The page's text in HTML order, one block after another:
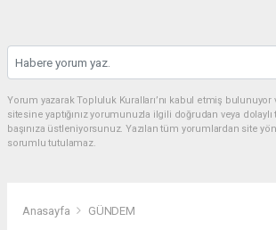
Yorum yazarak Topluluk Kuralları’nı kabul etmiş
sitesine yaptığınız yorumunuzla ilgili doğrudan veya
başınıza üstleniyorsunuz. Yazılan tüm yorumlardan site
sorumlu tutulamaz.
Anasayfa GÜNDEM